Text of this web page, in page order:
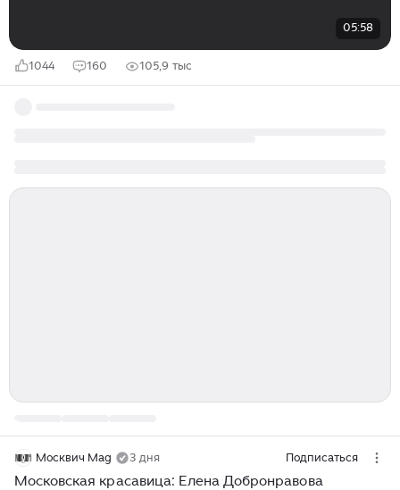
05:58
1044 160 105,9 тыс
Москвич Mag 3 дня Подписаться
Московская красавица: Елена Добронравова